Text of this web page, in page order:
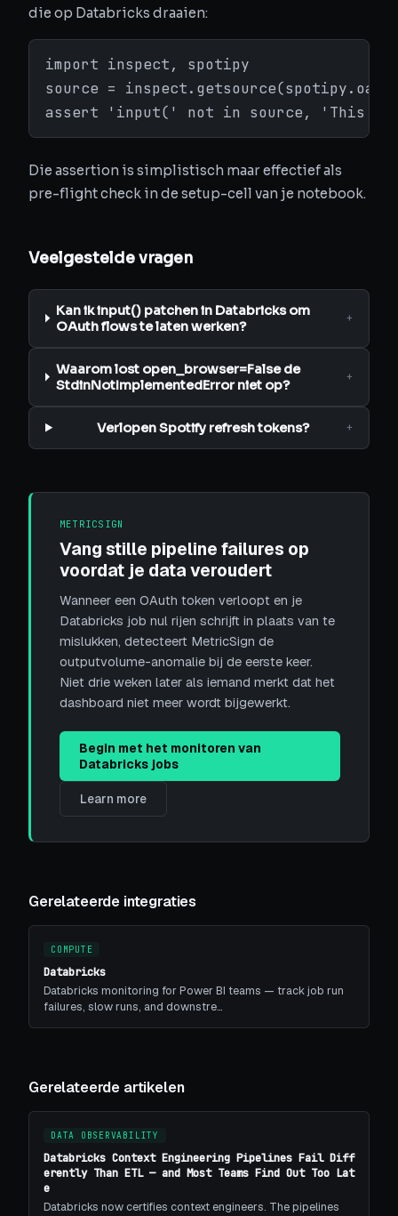
die op Databricks draaien:
import inspect, spotipy
source =
assert 'input(' not in source, 'This
Die assertion is simplistisch maar effectief als
pre-flight check in de setup-cell van je notebook.
Veelgestelde vragen
Kan ik input() patchen in Databricks om
OAuth flows te laten werken?
+
Waarom lost open_browser=False de
StdinNotImplementedError niet op?
+
Verlopen Spotify refresh tokens? +
METRICSIGN
Vang stille pipeline failures op
voordat je data veroudert
Wanneer een OAuth token verloopt en je
Databricks job nul rijen schrijft in plaats van te
mislukken, detecteert MetricSign de
outputvolume-anomalie bij de eerste keer.
Niet drie weken later als iemand merkt dat het
dashboard niet meer wordt bijgewerkt.
Begin met het monitoren van
Databricks jobs
Learn more
Gerelateerde integraties
COMPUTE
Databricks
Databricks monitoring for Power BI teams — track job run
failures, slow runs, and downstre…
Gerelateerde artikelen
DATA OBSERVABILITY
Databricks Context Engineering Pipelines Fail Diff
erently Than ETL — and Most Teams Find Out Too Lat
e
Databricks now certifies context engineers. The pipelines